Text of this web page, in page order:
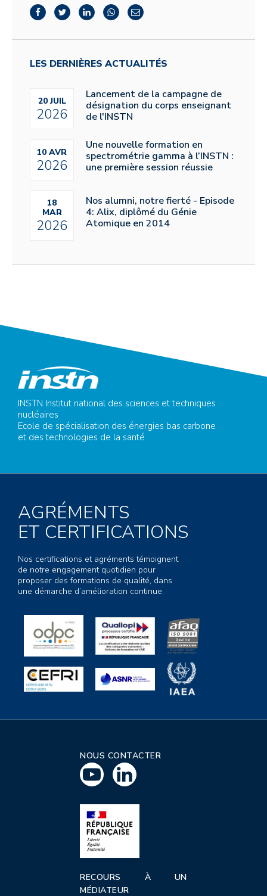
LES DERNIÈRES ACTUALITÉS
20 JUIL
2026
Lancement de la campagne de
désignation du corps enseignant
de l'INSTN
10 AVR
2026
Une nouvelle formation en
spectrométrie gamma à l’INSTN :
une première session réussie
18
MAR
2026
Nos alumni, notre fierté - Episode
4: Alix, diplômé du Génie
Atomique en 2014
INSTN Institut national des sciences et techniques
nucléaires
Ecole de spécialisation des énergies bas carbone
et des technologies de la santé
AGRÉMENTS
ET CERTIFICATIONS
Nos certifications et agréments témoignent
de notre engagement quotidien pour
proposer des formations de qualité, dans
une démarche d’amélioration continue.
NOUS CONTACTER
RECOURS À UN
MÉDIATEUR